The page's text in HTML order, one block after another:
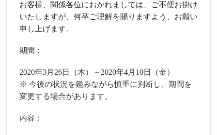
お客様、関係各位におかれましては、ご不便お掛け
いたしますが、何卒ご理解を賜りますよう、お願い
申し上げます。
期間：
2020年3月 26日（木）～ 2020年4月 10日（金）
※ 今後の状況を鑑みながら慎重に判断し、期間を
変更する場合があります。
内容：